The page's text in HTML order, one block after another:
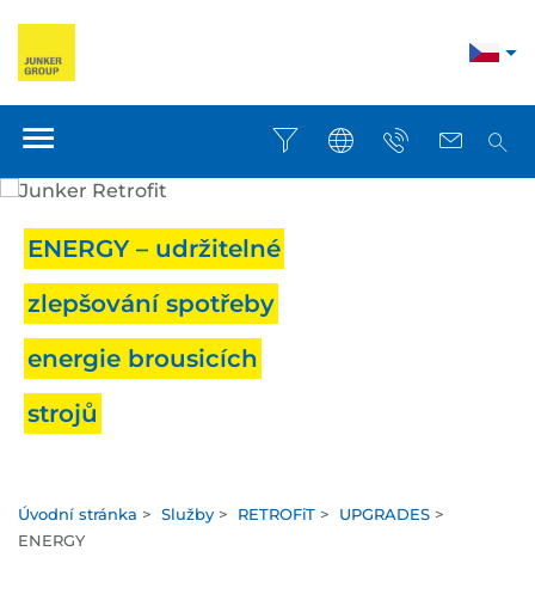
ENERGY – udržitelné
zlepšování spotřeby
energie brousicích
strojů
Úvodní stránka > Služby > RETROFiT > UPGRADES >
ENERGY